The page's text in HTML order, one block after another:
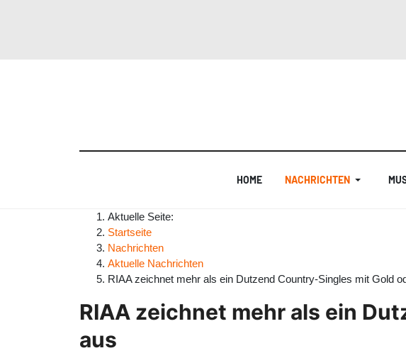
HOME NACHRICHTEN
Aktuelle Seite:
Startseite
Nachrichten
Aktuelle Nachrichten
RIAA zeichnet mehr als ein Dutzend Country-Singles mit Gold
RIAA zeichnet mehr als ein
aus